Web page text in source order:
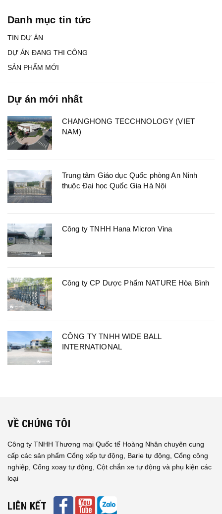
Danh mục tin tức
TIN DỰ ÁN
DỰ ÁN ĐANG THI CÔNG
SẢN PHẨM MỚI
Dự án mới nhất
CHANGHONG TECCHNOLOGY (VIET
NAM)
Trung tâm Giáo dục Quốc phòng An Ninh
thuộc Đại học Quốc Gia Hà Nội
Công ty TNHH Hana Micron Vina
Công ty CP Dược Phẩm NATURE Hòa Bình
CÔNG TY TNHH WIDE BALL
INTERNATIONAL
VỀ CHÚNG TÔI
Công ty TNHH Thương mại Quốc tế Hoàng Nhân chuyên cung
cấp các sản phẩm Cổng xếp tự động, Barie tự động, Cổng công
nghiệp, Cổng xoay tự động, Cột chắn xe tự động và phụ kiện các
loại
LIÊN KẾT